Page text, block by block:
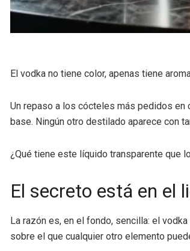
El vodka no tiene color, apenas tiene
Un repaso a los cócteles más pedidos
base. Ningún otro destilado aparece con
¿Qué tiene este líquido transparente que
El secreto está en el
La razón es, en el fondo, sencilla: el
sobre el que cualquier otro elemento